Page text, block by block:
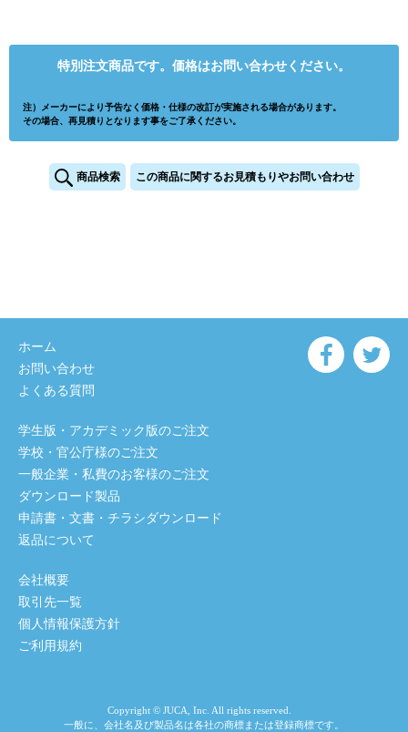
特別注文商品です。価格はお問い合わせください。
注）メーカーにより予告なく価格・仕様の改訂が実施される場合があります。
その場合、再見積りとなります事をご了承ください。
商品検索 この商品に関するお見積もりやお問い合わせ
ホーム
お問い合わせ
よくある質問
学生版・アカデミック版のご注文
学校・官公庁様のご注文
一般企業・私費のお客様のご注文
ダウンロード製品
申請書・文書・チラシダウンロード
返品について
会社概要
取引先一覧
個人情報保護方針
ご利用規約
Copyright © JUCA, Inc. All rights reserved.
一般に、会社名及び製品名は各社の商標または登録商標です。